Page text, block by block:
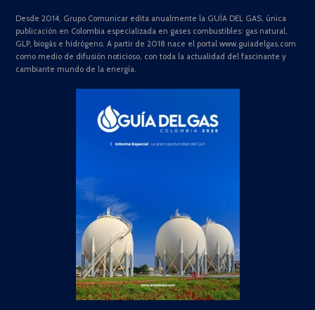
Desde 2014, Grupo Comunicar edita anualmente la GUÍA DEL GAS, única
publicación en Colombia especializada en gases combustibles: gas natural,
GLP, biogás e hidrógeno. A partir de 2018 nace el portal www.guiadelgas.com
como medio de difusión noticioso, con toda la actualidad del fascinante y
cambiante mundo de la energía.